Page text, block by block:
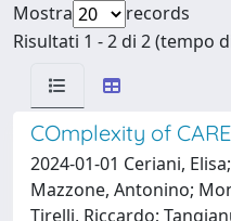
Mostra
records
Risultati 1 - 2 di 2 (tempo
COmplexity of
2024-01-01 Ceriani,
Mazzone, Antonino;
Tirelli, Riccardo;